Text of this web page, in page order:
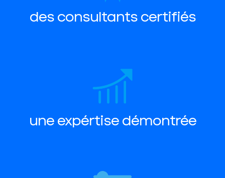
des consultants certifiés
une expértise démontrée